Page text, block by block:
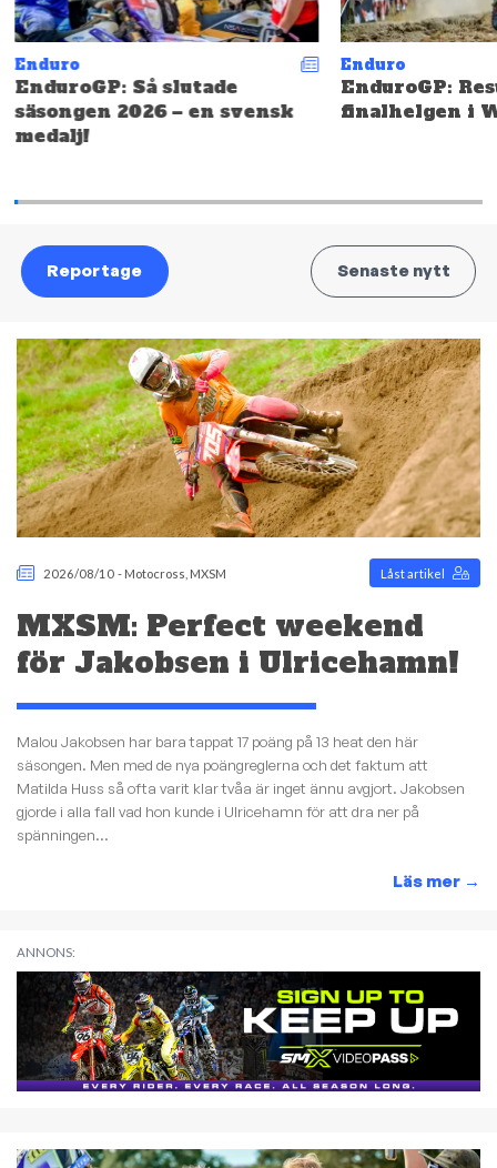
Enduro
EnduroGP: Så slutade
säsongen 2026 – en svensk
medalj!
Enduro
EnduroGP:
finalhelgen i
Reportage Senaste nytt
2026/08/10 - Motocross MXSM Låst artikel
MXSM: Perfect weekend
för Jakobsen i Ulricehamn!
Malou Jakobsen har bara tappat 17 poäng på 13 heat den här
säsongen. Men med de nya poängreglerna och det faktum att
Matilda Huss så ofta varit klar tvåa är inget ännu avgjort. Jakobsen
gjorde i alla fall vad hon kunde i Ulricehamn för att dra ner på
spänningen...
Läs mer →
ANNONS: